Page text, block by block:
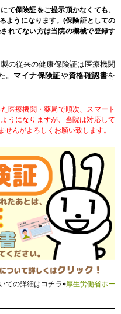
て保険証をご提示頂かなくても、
ようになります。(保険証としての
れてない方は当院の機械で登録す
の従来の健康保険証は医療機関
。 マイナ保険証や資格確認書を
医療機関・薬局で順次、スマート
うになりますが、当院は対応して
んがよろしくお願い致します。
ての詳細はコチラ⇨厚生労働省ホー